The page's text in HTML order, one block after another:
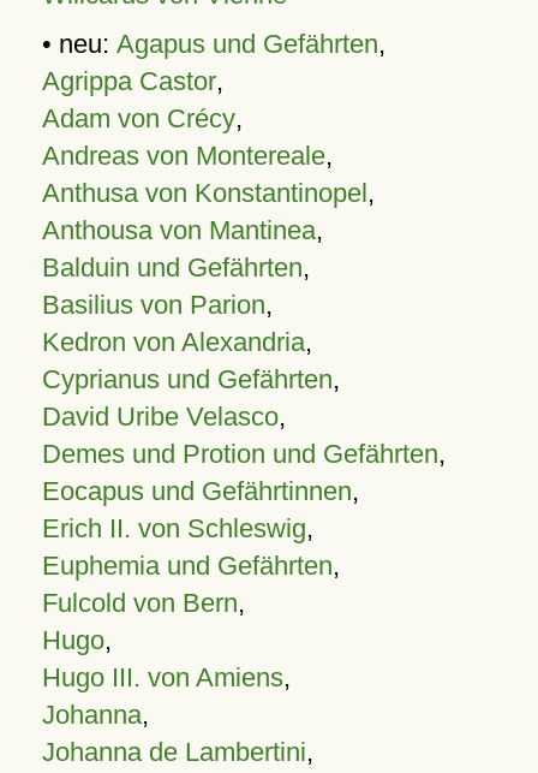
• neu: Agapus und Gefährten,
Agrippa Castor,
Adam von Crécy,
Andreas von Montereale,
Anthusa von Konstantinopel,
Anthousa von Mantinea,
Balduin und Gefährten,
Basilius von Parion,
Kedron von Alexandria,
Cyprianus und Gefährten,
David Uribe Velasco,
Demes und Protion und Gefährten,
Eocapus und Gefährtinnen,
Erich II. von Schleswig,
Euphemia und Gefährten,
Fulcold von Bern,
Hugo,
Hugo III. von Amiens,
Johanna,
Johanna de Lambertini,